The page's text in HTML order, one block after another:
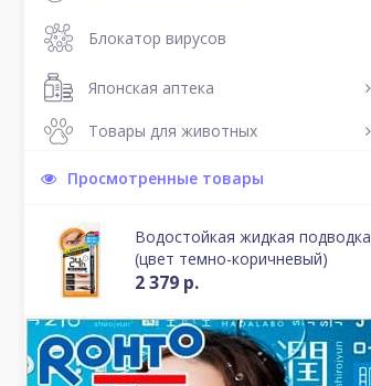
Блокатор вирусов
Японская аптека
Товары для животных
Просмотренные товары
Водостойкая жидкая подводка
(цвет темно-коричневый)
2 379 р.